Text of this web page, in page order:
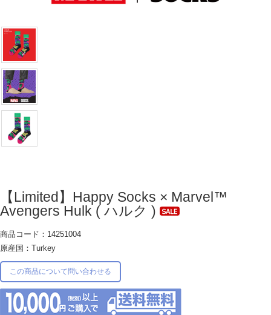
【Limited】Happy Socks × Marvel™
Avengers Hulk ( ハルク )
商品コード：14251004
原産国：Turkey
この商品について問い合わせる